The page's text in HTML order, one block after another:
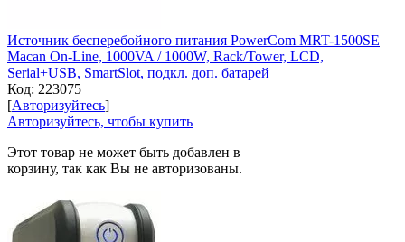
Источник бесперебойного питания PowerCom MRT-1500SE
Macan On-Line, 1000VA / 1000W, Rack/Tower, LCD,
Serial+USB, SmartSlot, подкл. доп. батарей
Код: 223075
[Авторизуйтесь]
Авторизуйтесь, чтобы купить
Этот товар не может быть добавлен в
корзину, так как Вы не авторизованы.